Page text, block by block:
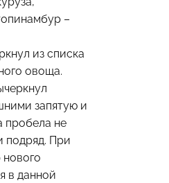
–
из списка
овоща.
запятую и
пробела не
подряд. При
в данной